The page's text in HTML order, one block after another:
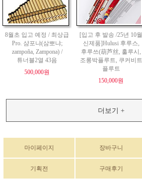
8월초 입고 예정 / 최상급
Pro. 샴포냐(삼뽀냐;
zampoña, Zampona) /
튜너블2열 43음
500,000원
[입고 후 발송 /25년 10월
신제품]Hulusi 후루스,
후루쓰(葫芦丝, 훌루시,
조롱박플루트, 쿠커비트
플루트
150,000원
더보기 +
마이페이지 장바구니
기획전 구매후기